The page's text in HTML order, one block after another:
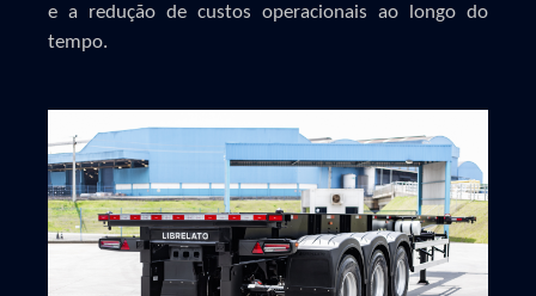
e a redução de custos operacionais ao longo do
tempo.